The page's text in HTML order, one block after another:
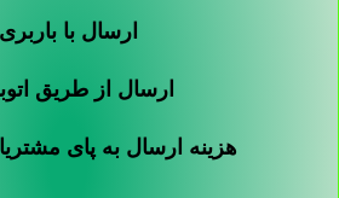
ارسال با باربری
ارسال از طریق
هزینه ارسال به پای